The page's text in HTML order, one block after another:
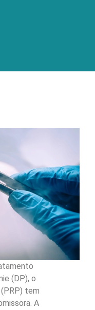
(DP), o
tem
A